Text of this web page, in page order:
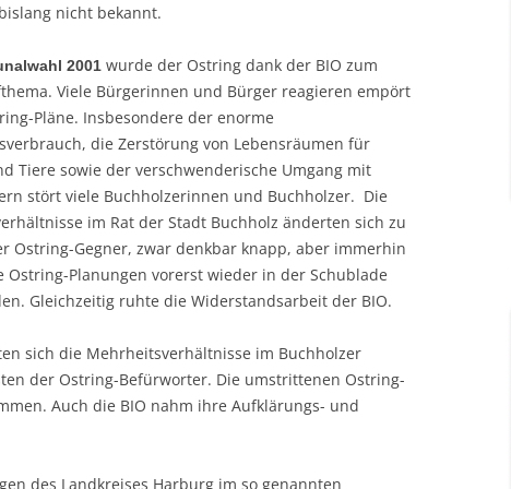
nicht bekannt.
2001 wurde der Ostring dank der BIO zum
Viele Bürgerinnen und Bürger reagieren empört
Pläne. Insbesondere der enorme
die Zerstörung von Lebensräumen für
Tiere sowie der verschwenderische Umgang mit
stört viele Buchholzerinnen und Buchholzer. Die
im Rat der Stadt Buchholz änderten sich zu
Ostring-Gegner, zwar denkbar knapp, aber immerhin
Ostring-Planungen vorerst wieder in der Schublade
Gleichzeitig ruhte die Widerstandsarbeit der BIO.
sich die Mehrheitsverhältnisse im Buchholzer
der Ostring-Befürworter. Die umstrittenen Ostring-
Auch die BIO nahm ihre Aufklärungs- und
des Landkreises Harburg im so genannten